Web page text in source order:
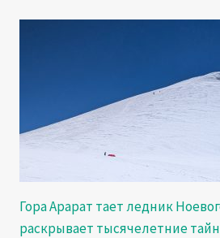
Гора Арарат тает ледник
раскрывает тысячелетние